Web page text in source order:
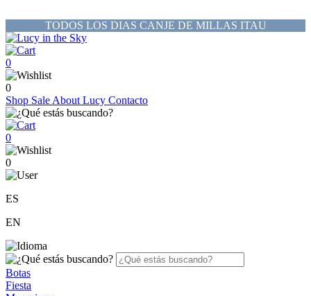
TODOS LOS DIAS CANJE DE MILLAS ITAU
0
0
Shop Sale About Lucy Contacto
0
0
ES
EN
Botas
Fiesta